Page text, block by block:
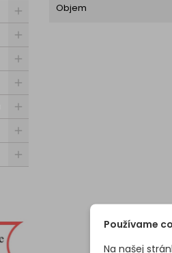
Objem
Používame
Na našej